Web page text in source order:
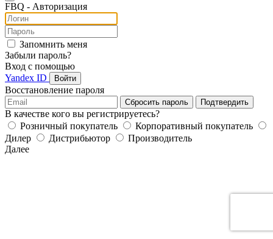
FBQ - Авторизация
Запомнить меня
Забыли пароль?
Вход с помощью
Yandex ID
Войти
Восстановление пароля
Сбросить пароль Подтвердить
В качестве кого вы регистрируетесь?
Розничный покупатель
Корпоративный покупатель
Дилер
Дистрибьютор
Производитель
Далее